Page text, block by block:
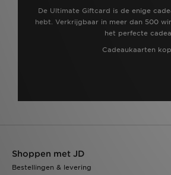
De Ultimate Giftcard is de enige
hebt. Verkrijgbaar in meer dan 500
het perfecte
Cadeaukaarten
Shoppen met JD
Bestellingen & levering